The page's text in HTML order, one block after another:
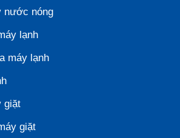
nước nóng
lạnh
máy lạnh
giặt
giặt